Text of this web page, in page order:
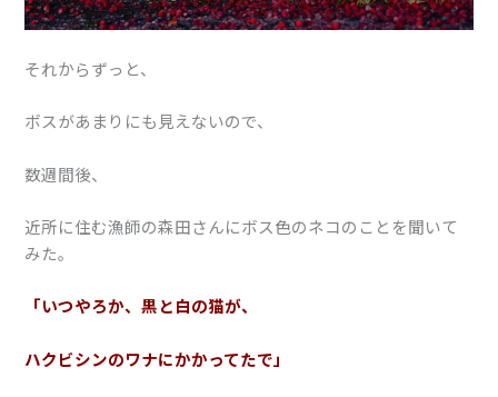
それからずっと、
ボスがあまりにも見えないので、
数週間後、
近所に住む漁師の森田さんにボス色のネコのことを聞いて
みた。
「いつやろか、黒と白の猫が、
ハクビシンのワナにかかってたで」